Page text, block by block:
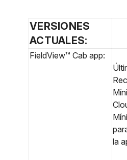
VERSIONES
ACTUALES:
FieldView™ Cab app:
la